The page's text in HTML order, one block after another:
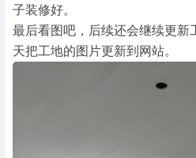
子装修好。
最后看图吧，后续还会继续更新
天把工地的图片更新到网站。